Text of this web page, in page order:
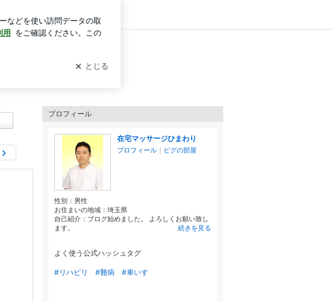
ログイン
プロフィール
在宅マッサージひまわり
プロフィール ｜ ピグの部屋
性別： 男性
お住まいの地域： 埼玉県
自己紹介：ブログ始めました。 よろしくお願い致し
ます。
続きを見る
よく使う公式ハッシュタグ
#リハビリ #難病 #車いす